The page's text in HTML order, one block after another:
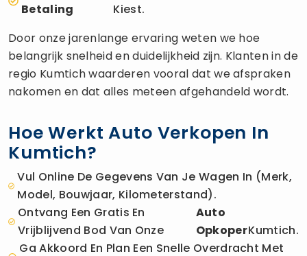
Betaling
Kiest.
Door onze jarenlange ervaring weten we hoe
belangrijk snelheid en duidelijkheid zijn. Klanten in de
regio Kumtich waarderen vooral dat we afspraken
nakomen en dat alles meteen afgehandeld wordt.
Hoe Werkt Auto Verkopen In
Kumtich?
Vul Online De Gegevens Van Je Wagen In (merk,
Model, Bouwjaar, Kilometerstand).
Ontvang Een Gratis En
Vrijblijvend Bod Van Onze
Auto
OpkoperKumtich.
Ga Akkoord En Plan Een Snelle Overdracht Met